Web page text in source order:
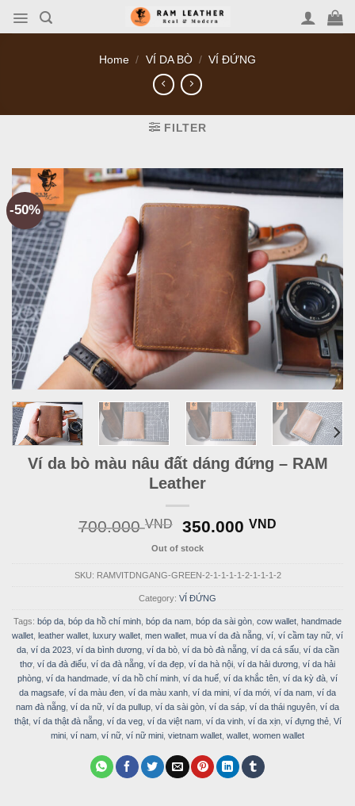
Home / VÍ DA BÒ / VÍ ĐỨNG
FILTER
-50%
Ví da bò màu nâu đất dáng đứng – RAM
Leather
700.000VND
Original
price
700.000 VND.
350.000VND
350.000
Out of stock
SKU: RAMVITDNGANG-GREEN-2-1-1-1-1-2-1-1-1-2
Category: VÍ ĐỨNG
Tags: bóp da bóp da hồ chí minh bóp da nam bóp da sài gòn cow wallet handmade
wallet leather wallet luxury wallet men wallet mua ví da đà nẵng ví ví cầm tay nữ ví
da, ví da 2023, ví da bình dương, ví da bò, ví da bò đà nẵng, ví da cá sấu, ví da cần
thơ ví da đà điểu ví da đà nẵng ví da đẹp ví da hà nội ví da hải dương ví da hải
phòng ví da handmade ví da hồ chí minh ví da huế ví da khắc tên ví da kỳ đà ví
da magsafe ví da màu đen ví da màu xanh ví da mini ví da mới ví da nam ví da
nam đà nẵng ví da nữ ví da pullup ví da sài gòn ví da sáp ví da thái nguyên ví da
thật, ví da thật đà nẵng, ví da veg, ví da việt nam, ví da vinh, ví da xịn, ví đựng thẻ, Ví
mini ví nam ví nữ ví nữ mini vietnam wallet wallet women wallet